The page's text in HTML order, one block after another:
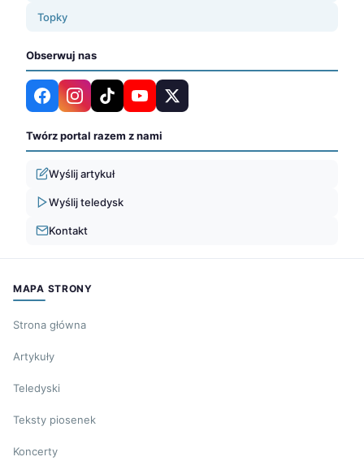
Topky
Obserwuj nas
Twórz portal razem z nami
Wyślij artykuł
Wyślij teledysk
Kontakt
MAPA STRONY
Strona główna
Artykuły
Teledyski
Teksty piosenek
Koncerty